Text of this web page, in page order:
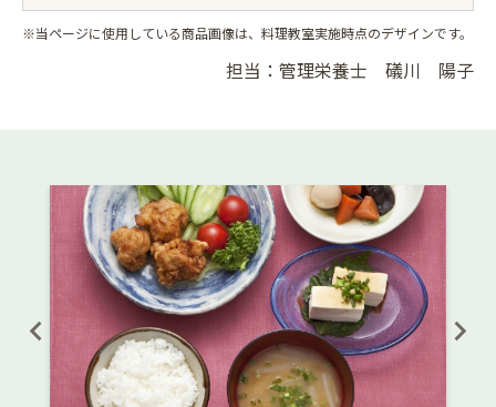
※当ページに使用している商品画像は、料理教室実施時点のデザインです。
担当：管理栄養士 礒川 陽子